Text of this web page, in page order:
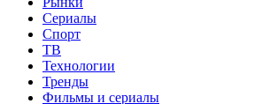
Сериалы
Спорт
ТВ
Технологии
Тренды
Фильмы и сериалы